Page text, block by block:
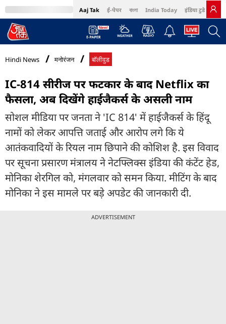
Aaj Tak ई-पेपर বাংলা India Today इंडिया टुडे हिंदी
MumbaiTak Cosmopolitan Harper's Bazaar Northeast
Hindi News मनोरंजन बॉलीवुड
IC-814 सीरीज पर फटकार के बाद Netflix का
फैसला, अब दिखेंगे हाईजैकर्स के असली नाम
सोशल मीडिया पर जनता ने 'IC 814' में हाईजैकर्स के हिंदू
नामों को लेकर आपत्ति जताई और आरोप लगे कि ये
आतंकवादियों के रियल नाम छिपाने की कोशिश है. इस विवाद
पर सूचना प्रसारण मंत्रालय ने नेटफ्लिक्स इंडिया की कंटेंट हेड,
मोनिका शेरगिल को, मंगलवार को समन किया. मीटिंग के बाद
मोनिका ने इस मामले पर बड़े अपडेट की जानकारी दी.
ADVERTISEMENT